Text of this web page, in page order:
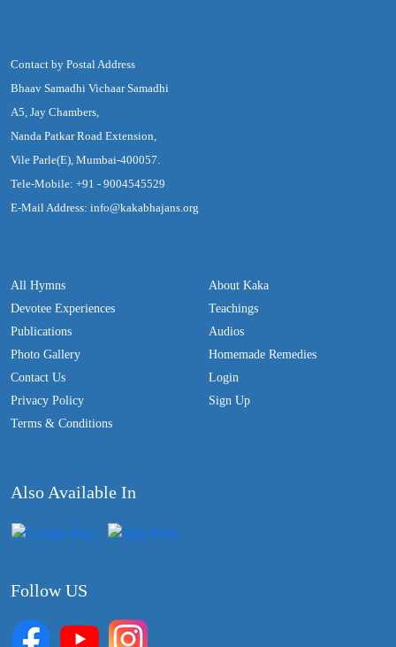
Contact by Postal Address
Bhaav Samadhi Vichaar Samadhi
A5, Jay Chambers,
Nanda Patkar Road Extension,
Vile Parle(E), Mumbai-400057.
Tele-Mobile: +91 - 9004545529
E-Mail Address: info@kakabhajans.org
All Hymns
Devotee Experiences
Publications
Photo Gallery
Contact Us
Privacy Policy
Terms & Conditions
About Kaka
Teachings
Audios
Homemade Remedies
Login
Sign Up
Also Available In
Follow US